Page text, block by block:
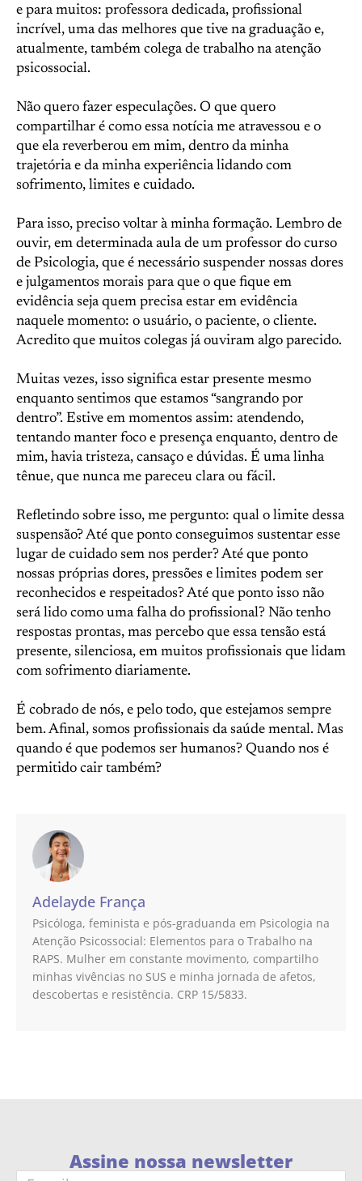
e para muitos: professora dedicada, profissional
incrível, uma das melhores que tive na graduação e,
atualmente, também colega de trabalho na atenção
psicossocial.
Não quero fazer especulações. O que quero
compartilhar é como essa notícia me atravessou e o
que ela reverberou em mim, dentro da minha
trajetória e da minha experiência lidando com
sofrimento, limites e cuidado.
Para isso, preciso voltar à minha formação. Lembro de
ouvir, em determinada aula de um professor do curso
de Psicologia, que é necessário suspender nossas dores
e julgamentos morais para que o que fique em
evidência seja quem precisa estar em evidência
naquele momento: o usuário, o paciente, o cliente.
Acredito que muitos colegas já ouviram algo parecido.
Muitas vezes, isso significa estar presente mesmo
enquanto sentimos que estamos “sangrando por
dentro”. Estive em momentos assim: atendendo,
tentando manter foco e presença enquanto, dentro de
mim, havia tristeza, cansaço e dúvidas. É uma linha
tênue, que nunca me pareceu clara ou fácil.
Refletindo sobre isso, me pergunto: qual o limite dessa
suspensão? Até que ponto conseguimos sustentar esse
lugar de cuidado sem nos perder? Até que ponto
nossas próprias dores, pressões e limites podem ser
reconhecidos e respeitados? Até que ponto isso não
será lido como uma falha do profissional? Não tenho
respostas prontas, mas percebo que essa tensão está
presente, silenciosa, em muitos profissionais que lidam
com sofrimento diariamente.
É cobrado de nós, e pelo todo, que estejamos sempre
bem. Afinal, somos profissionais da saúde mental. Mas
quando é que podemos ser humanos? Quando nos é
permitido cair também?
Adelayde França
Psicóloga, feminista e pós-graduanda em Psicologia na
Atenção Psicossocial: Elementos para o Trabalho na
RAPS. Mulher em constante movimento, compartilho
minhas vivências no SUS e minha jornada de afetos,
descobertas e resistência. CRP 15/5833.
Assine nossa newsletter